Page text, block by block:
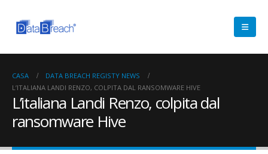
CASA
DATA BREACH REGISTY NEWS
L’ITALIANA LANDI RENZO, COLPITA DAL RANSOMWARE HIVE
L’italiana Landi Renzo, colpita dal
ransomware Hive